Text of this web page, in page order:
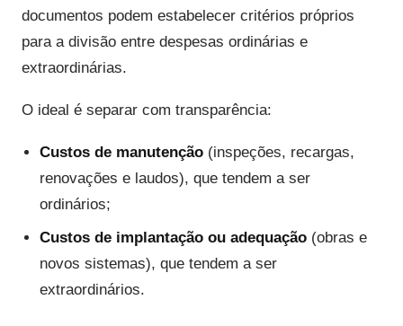
documentos podem estabelecer critérios próprios
para a divisão entre despesas ordinárias e
extraordinárias.
O ideal é separar com transparência:
Custos de manutenção (inspeções, recargas,
renovações e laudos), que tendem a ser
ordinários;
Custos de implantação ou adequação (obras e
novos sistemas), que tendem a ser
extraordinários.